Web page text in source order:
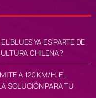
BLUES YA ES PARTE DE
CHILENA?
A 120 KM/H, EL
SOLUCIÓN PARA TU